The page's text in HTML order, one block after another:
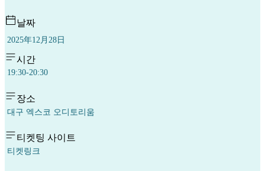
날짜
2025年12月28日
시간
19:30-20:30
장소
대구 엑스코 오디토리움
티켓팅 사이트
티켓링크